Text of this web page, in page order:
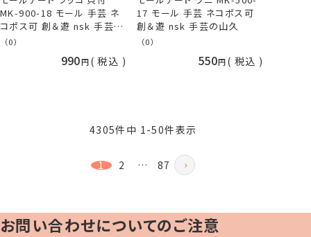
MK-900-18 モール 手芸 ネ
コポス可 創＆遊 nsk 手芸の
山久
（0）
990 税込
17 モール 手芸 ネコポス可
創＆遊 nsk 手芸の山久
（0）
550 税込
4305件中 1-50件表示
1 2 … 87
お問い合わせについてのご注意